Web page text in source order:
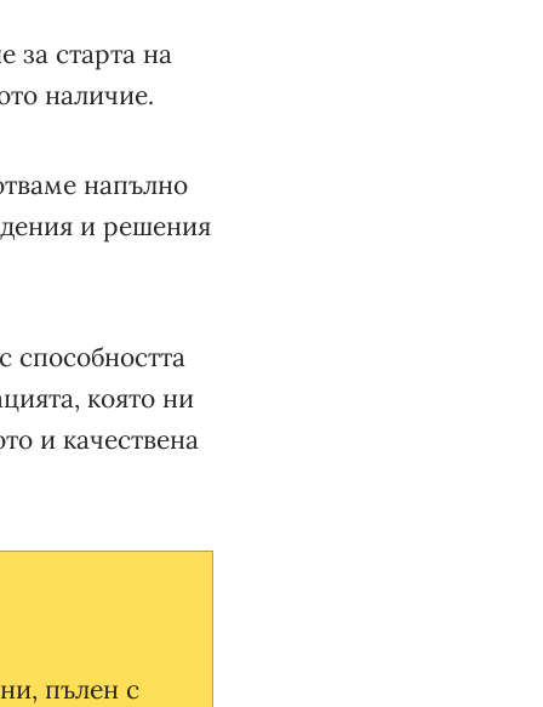
за старта на
наличие.
напълно
и решения
способността
която ни
и качествена
пълен с